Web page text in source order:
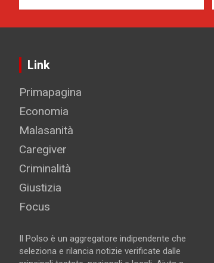
Link
Primapagina
Economia
Malasanità
Caregiver
Criminalità
Giustizia
Focus
Il Polso è un aggregatore indipendente che
seleziona e rilancia notizie verificate dalle